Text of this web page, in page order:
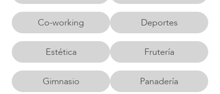
Co-working Deportes
Estética Frutería
Gimnasio Panadería